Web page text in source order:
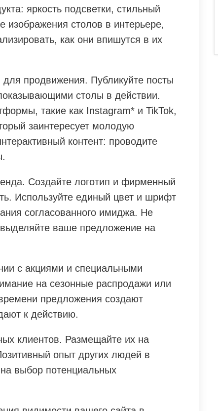
яркость подсветки, стильный
изображения столов в интерьере,
как они впишутся в их
для продвижения. Публикуйте посты
столы в действии.
такие как Instagram* и TikTok,
заинтересует молодую
контент: проводите
Создайте логотип и фирменный
Используйте единый цвет и шрифт
согласованного имиджа. Не
ваше предложение на
с акциями и специальными
на сезонные распродажи или
предложения создают
к действию.
клиентов. Размещайте их на
опыт других людей в
выбор потенциальных